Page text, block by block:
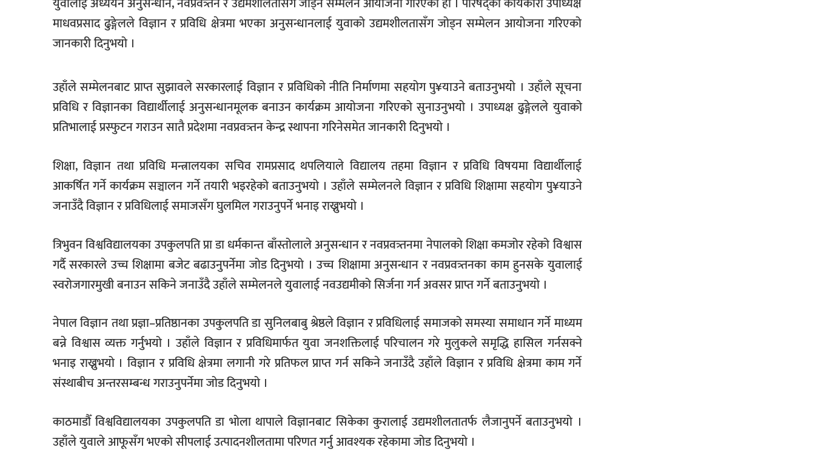
माधवप्रसाद ढुङ्गेलले विज्ञान र प्रविधि क्षेत्रमा भएका अनुसन्धानलाई युवाको उद्यमशीलतासँग जोड्न सम्मेलन आयोजना गरिएको
जानकारी दिनुभयो ।
उहाँले सम्मेलनबाट प्राप्त सुझावले सरकारलाई विज्ञान र प्रविधिको नीति निर्माणमा सहयोग पु¥याउने बताउनुभयो । उहाँले सूचना
प्रविधि र विज्ञानका विद्यार्थीलाई अनुसन्धानमूलक बनाउन कार्यक्रम आयोजना गरिएको सुनाउनुभयो । उपाध्यक्ष ढुङ्गेलले युवाको
प्रतिभालाई प्रस्फुटन गराउन सातै प्रदेशमा नवप्रवत्र्तन केन्द्र स्थापना गरिनेसमेत जानकारी दिनुभयो ।
शिक्षा, विज्ञान तथा प्रविधि मन्त्रालयका सचिव रामप्रसाद थपलियाले विद्यालय तहमा विज्ञान र प्रविधि विषयमा विद्यार्थीलाई
आकर्षित गर्ने कार्यक्रम सञ्चालन गर्ने तयारी भइरहेको बताउनुभयो । उहाँले सम्मेलनले विज्ञान र प्रविधि शिक्षामा सहयोग पु¥याउने
जनाउँदै विज्ञान र प्रविधिलाई समाजसँग घुलमिल गराउनुपर्ने भनाइ राख्नुभयो ।
त्रिभुवन विश्वविद्यालयका उपकुलपति प्रा डा धर्मकान्त बाँस्तोलाले अनुसन्धान र नवप्रवत्र्तनमा नेपालको शिक्षा कमजोर रहेको विश्वास
गर्दै सरकारले उच्च शिक्षामा बजेट बढाउनुपर्नेमा जोड दिनुभयो । उच्च शिक्षामा अनुसन्धान र नवप्रवत्र्तनका काम हुनसके युवालाई
स्वरोजगारमुखी बनाउन सकिने जनाउँदै उहाँले सम्मेलनले युवालाई नवउद्यमीको सिर्जना गर्न अवसर प्राप्त गर्ने बताउनुभयो ।
नेपाल विज्ञान तथा प्रज्ञा–प्रतिष्ठानका उपकुलपति डा सुनिलबाबु श्रेष्ठले विज्ञान र प्रविधिलाई समाजको समस्या समाधान गर्ने माध्यम
बन्ने विश्वास व्यक्त गर्नुभयो । उहाँले विज्ञान र प्रविधिमार्फत युवा जनशक्तिलाई परिचालन गरे मुलुकले समृद्धि हासिल गर्नसक्ने
भनाइ राख्नुभयो । विज्ञान र प्रविधि क्षेत्रमा लगानी गरे प्रतिफल प्राप्त गर्न सकिने जनाउँदै उहाँले विज्ञान र प्रविधि क्षेत्रमा काम गर्ने
संस्थाबीच अन्तरसम्बन्ध गराउनुपर्नेमा जोड दिनुभयो ।
काठमाडौँ विश्वविद्यालयका उपकुलपति डा भोला थापाले विज्ञानबाट सिकेका कुरालाई उद्यमशीलतातर्फ लैजानुपर्ने बताउनुभयो ।
उहाँले युवाले आफूसँग भएको सीपलाई उत्पादनशीलतामा परिणत गर्नु आवश्यक रहेकामा जोड दिनुभयो ।